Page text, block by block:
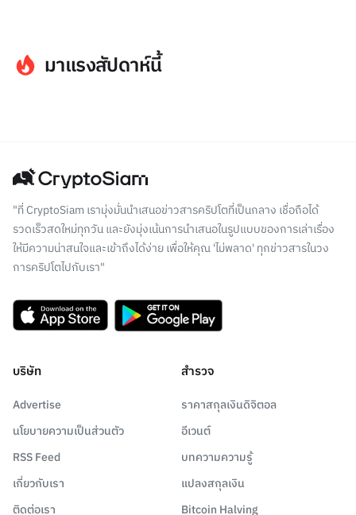
มาแรงสัปดาห์นี้
"ที่ CryptoSiam เรามุ่งมั่นนำเสนอข่าวสารคริปโตที่เป็นกลาง เชื่อถือได้
รวดเร็วสดใหม่ทุกวัน และยังมุ่งเน้นการนำเสนอในรูปแบบของการเล่าเรื่อง
ให้มีความน่าสนใจและเข้าถึงได้ง่าย เพื่อให้คุณ 'ไม่พลาด' ทุกข่าวสารในวง
การคริปโตไปกับเรา"
บริษัท
Advertise
นโยบายความเป็นส่วนตัว
RSS Feed
เกี่ยวกับเรา
ติดต่อเรา
สำรวจ
ราคาสกุลเงินดิจิตอล
อีเวนต์
บทความความรู้
แปลงสกุลเงิน
Bitcoin Halving